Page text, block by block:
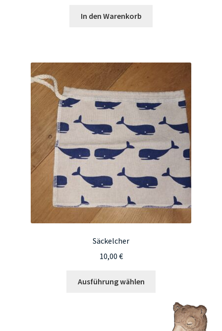
In den Warenkorb
Säckelcher
10,00 €
Ausführung wählen
mehrere
Varianten